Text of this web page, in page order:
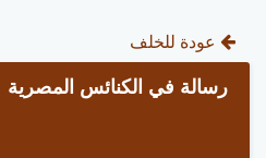
عودة للخلف
رسالة في الكنائس المصرية